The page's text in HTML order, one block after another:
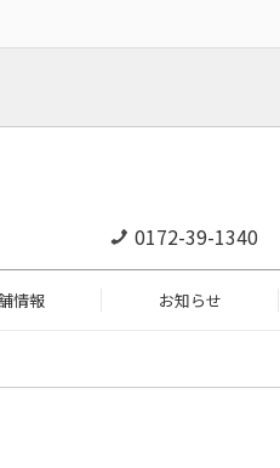
0172-39-1340
情報 お知らせ